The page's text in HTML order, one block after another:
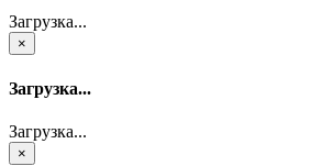
Загрузка...
×
Загрузка...
Загрузка...
×